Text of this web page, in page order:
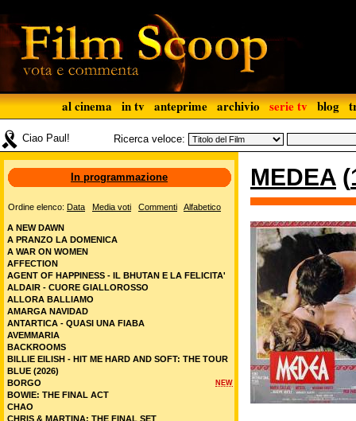
al cinema in tv anteprime archivio serie tv blog
Ciao Paul! Ricerca veloce:
MEDEA (
In programmazione
Ordine elenco: Data Media voti Commenti Alfabetico
A NEW DAWN
A PRANZO LA DOMENICA
A WAR ON WOMEN
AFFECTION
AGENT OF HAPPINESS - IL BHUTAN E LA FELICITA'
ALDAIR - CUORE GIALLOROSSO
ALLORA BALLIAMO
AMARGA NAVIDAD
ANTARTICA - QUASI UNA FIABA
AVEMMARIA
BACKROOMS
BILLIE EILISH - HIT ME HARD AND SOFT: THE TOUR
BLUE (2026)
NEW
BORGO
BOWIE: THE FINAL ACT
CHAO
CHRIS & MARTINA: THE FINAL SET